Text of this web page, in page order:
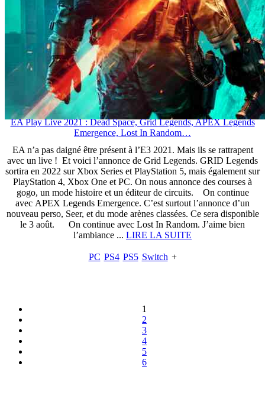
EA Play Live 2021 : Dead Space, Grid Legends, APEX Legends
Emergence, Lost In Random…
EA n’a pas daigné être présent à l’E3 2021. Mais ils se rattrapent
avec un live ! Et voici l’annonce de Grid Legends. GRID Legends
sortira en 2022 sur Xbox Series et PlayStation 5, mais également sur
PlayStation 4, Xbox One et PC. On nous annonce des courses à
gogo, un mode histoire et un éditeur de circuits. On continue
avec APEX Legends Emergence. C’est surtout l’annonce d’un
nouveau perso, Seer, et du mode arènes classées. Ce sera disponible
le 3 août. On continue avec Lost In Random. J’aime bien
l’ambiance ... LIRE LA SUITE
PC PS4 PS5 Switch +
1
2
3
4
5
6